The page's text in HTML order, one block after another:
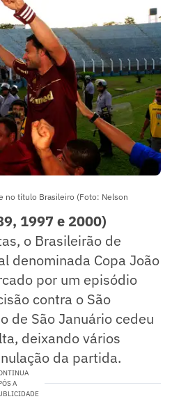
no título Brasileiro (Foto: Nelson
1997 e 2000)
o Brasileirão de
denominada Copa João
por um episódio
contra o São
de São Januário cedeu
deixando vários
da partida.
A